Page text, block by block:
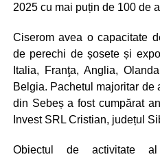
2025 cu mai puțin de 100 de
Ciserom avea o capacitate
de perechi de șosete și
Italia, Franţa, Anglia,
Belgia. Pachetul majoritar de
din Sebeș a fost cumpărat
Invest SRL Cristian, județul
Obiectul de activitate